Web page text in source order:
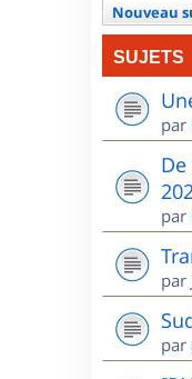
Nouveau
SUJETS
par
par
par
par